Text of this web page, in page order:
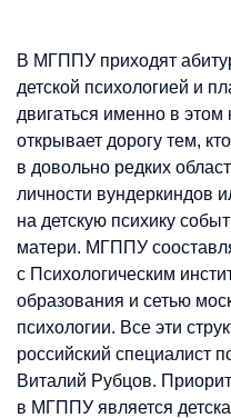
В МГППУ приходят
детской психологией и
двигаться именно в
открывает дорогу тем,
в довольно редких
личности вундеркиндов
на детскую психику
матери. МГППУ
с Психологическим
образования и сетью
психологии. Все эти
российский специалист
Виталий Рубцов.
в МГППУ является